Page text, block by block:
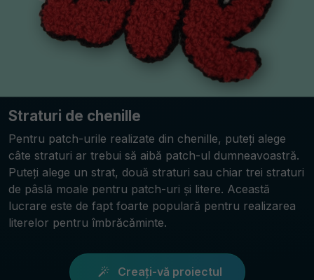
Straturi de chenille
Pentru patch-urile realizate din chenille, puteți alege
câte straturi ar trebui să aibă patch-ul dumneavoastră.
Puteți alege un strat, două straturi sau chiar trei straturi
de pâslă moale pentru patch-uri și litere. Această
lucrare este de fapt foarte populară pentru realizarea
literelor pentru îmbrăcăminte.
Creați-vă proiectul